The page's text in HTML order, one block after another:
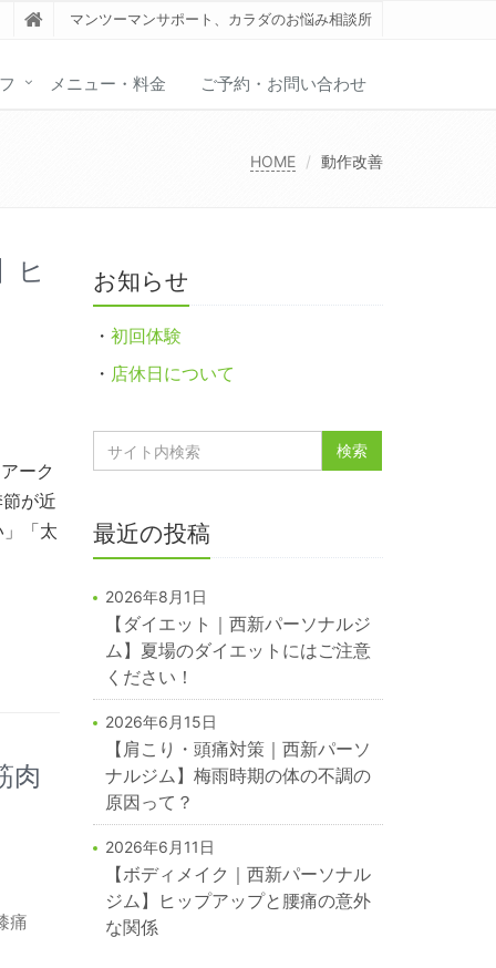
マンツーマンサポート、カラダのお悩み相談所
メニュー・料金 ご予約・お問い合わせ
HOME 動作改善
ヒ
ーク
が近
「太
肉
痛
お知らせ
・ 初回体験
・ 店休日について
最近の投稿
2026年8月1日
【ダイエット｜西新パーソナルジ
ム】夏場のダイエットにはご注意
ください！
2026年6月15日
【肩こり・頭痛対策｜西新パーソ
ナルジム】梅雨時期の体の不調の
原因って？
2026年6月11日
【ボディメイク｜西新パーソナル
ジム】ヒップアップと腰痛の意外
な関係